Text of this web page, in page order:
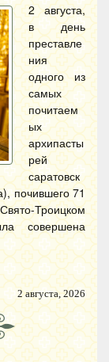
2 августа,
в день
преставле
ния
одного из
самых
почитаем
ых
архипасты
рей
саратовск
почившего 71
Троицком
совершена
2 августа, 2026